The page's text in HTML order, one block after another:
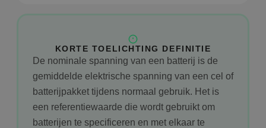
KORTE TOELICHTING DEFINITIE
De nominale spanning van een batterij is de
gemiddelde elektrische spanning van een cel of
batterijpakket tijdens normaal gebruik. Het is
een referentiewaarde die wordt gebruikt om
batterijen te specificeren en met elkaar te